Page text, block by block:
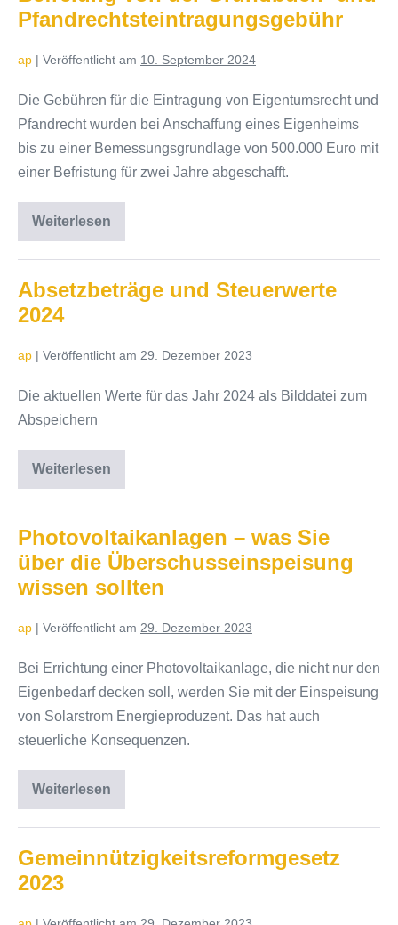
Pfandrechtsteintragungsgebühr
ap | Veröffentlicht am 10. September 2024
Die Gebühren für die Eintragung von Eigentumsrecht und
Pfandrecht wurden bei Anschaffung eines Eigenheims
bis zu einer Bemessungsgrundlage von 500.000 Euro mit
einer Befristung für zwei Jahre abgeschafft.
Weiterlesen
Befreiung
von
und
Pfandrechtsteintragungsgebühr
Absetzbeträge und Steuerwerte
2024
ap | Veröffentlicht am 29. Dezember 2023
Die aktuellen Werte für das Jahr 2024 als Bilddatei zum
Abspeichern
WeiterlesenAbsetzbeträge
und
Photovoltaikanlagen – was Sie
über die Überschusseinspeisung
wissen sollten
ap | Veröffentlicht am 29. Dezember 2023
Bei Errichtung einer Photovoltaikanlage, die nicht nur den
Eigenbedarf decken soll, werden Sie mit der Einspeisung
von Solarstrom Energieproduzent. Das hat auch
steuerliche Konsequenzen.
WeiterlesenPhotovoltaikanlagen
–
über
die
Gemeinnützigkeitsreformgesetz
2023